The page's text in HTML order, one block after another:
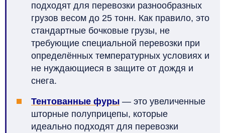
подходят для перевозки разнообразных
грузов весом до 25 тонн. Как правило, это
стандартные бочковые грузы, не
требующие специальной перевозки при
определённых температурных условиях и
не нуждающиеся в защите от дождя и
снега.
Тентованные фуры — это увеличенные
шторные полуприцепы, которые
идеально подходят для перевозки